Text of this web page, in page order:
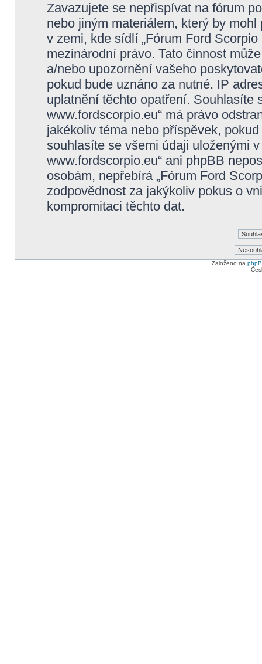
Zavazujete se nepřispívat na fórum
nebo jiným materiálem, který by
v zemi, kde sídlí „Fórum Ford
mezinárodní právo. Tato činnost
a/nebo upozornění vašeho
pokud bude uznáno za nutné. IP
uplatnění těchto opatření. Souhlasíte
www.fordscorpio.eu“ má právo
jakékoliv téma nebo příspěvek,
souhlasíte se všemi údaji uloženými
www.fordscorpio.eu“ ani phpBB
osobám, nepřebírá „Fórum Ford
zodpovědnost za jakýkoliv pokus o
kompromitaci těchto dat.
Založeno na